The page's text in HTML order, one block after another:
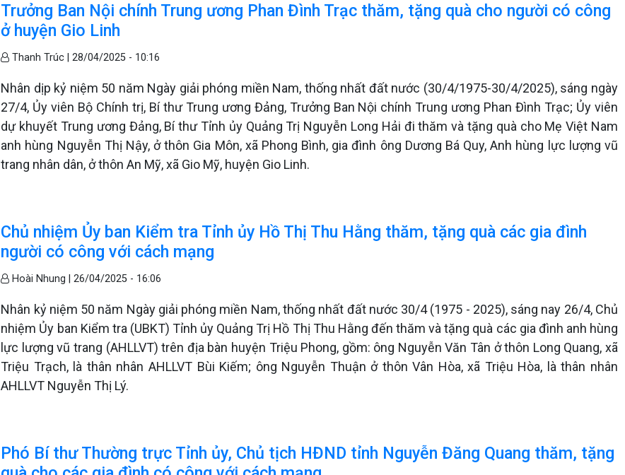
Trưởng Ban Nội chính Trung ương Phan Đình Trạc thăm, tặng quà cho người có công
ở huyện Gio Linh
Thanh Trúc |28/04/2025 - 10:16
Nhân dịp kỷ niệm 50 năm Ngày giải phóng miền Nam, thống nhất đất nước (30/4/1975-30/4/2025), sáng ngày
27/4, Ủy viên Bộ Chính trị, Bí thư Trung ương Đảng, Trưởng Ban Nội chính Trung ương Phan Đình Trạc; Ủy viên
dự khuyết Trung ương Đảng, Bí thư Tỉnh ủy Quảng Trị Nguyễn Long Hải đi thăm và tặng quà cho Mẹ Việt Nam
anh hùng Nguyễn Thị Nậy, ở thôn Gia Môn, xã Phong Bình, gia đình ông Dương Bá Quy, Anh hùng lực lượng vũ
trang nhân dân, ở thôn An Mỹ, xã Gio Mỹ, huyện Gio Linh.
Chủ nhiệm Ủy ban Kiểm tra Tỉnh ủy Hồ Thị Thu Hằng thăm, tặng quà các gia đình
người có công với cách mạng
Hoài Nhung |26/04/2025 - 16:06
Nhân kỷ niệm 50 năm Ngày giải phóng miền Nam, thống nhất đất nước 30/4 (1975 - 2025), sáng nay 26/4, Chủ
nhiệm Ủy ban Kiểm tra (UBKT) Tỉnh ủy Quảng Trị Hồ Thị Thu Hằng đến thăm và tặng quà các gia đình anh hùng
lực lượng vũ trang (AHLLVT) trên địa bàn huyện Triệu Phong, gồm: ông Nguyễn Văn Tân ở thôn Long Quang, xã
Triệu Trạch, là thân nhân AHLLVT Bùi Kiếm; ông Nguyễn Thuận ở thôn Vân Hòa, xã Triệu Hòa, là thân nhân
AHLLVT Nguyễn Thị Lý.
Phó Bí thư Thường trực Tỉnh ủy, Chủ tịch HĐND tỉnh Nguyễn Đăng Quang thăm, tặng